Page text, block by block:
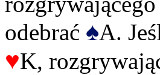
odebrać ♠A.
♥K,